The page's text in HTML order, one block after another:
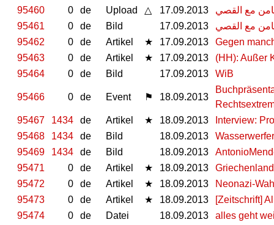
95460
0 de Upload △ 17.09.2013
مع القصي
95461
0 de Bild 17.09.2013
مع القصي
95462
0 de Artikel ★ 17.09.2013
Gegen
95463
0 de Artikel ★ 17.09.2013
(HH): Außer
95464
0 de Bild 17.09.2013 WiB
95466 0 de Event ⚑ 18.09.2013
95467
1434 de Artikel ★ 18.09.2013
Interview:
95468
1434 de Bild 18.09.2013
Wasserwerfer
95469
1434 de Bild 18.09.2013
95471
0 de Artikel ★ 18.09.2013
95472
0 de Artikel ★ 18.09.2013
Neonazi-
95473
0 de Artikel ★ 18.09.2013
[Zeitschrift]
95474
0 de Datei 18.09.2013
alles geht